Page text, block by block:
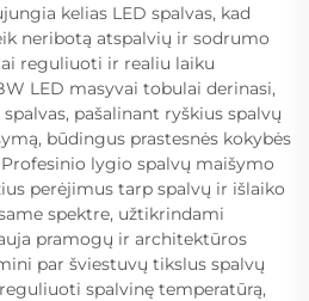
kelias LED spalvas, kad
neribotą atspalvių ir sodrumo
reguliuoti ir realiu laiku
LED masyvai tobulai derinasi,
pašalinant ryškius spalvų
būdingus prastesnės kokybės
lygio spalvų maišymo
perėjimus tarp spalvų ir išlaiko
spektre, užtikrindami
pramogų ir architektūros
par šviestuvų tikslus spalvų
spalvinę temperatūrą,